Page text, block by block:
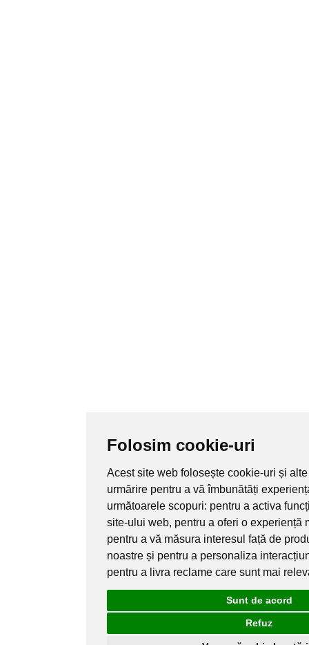
Folosim cookie-uri
Acest site web folosește cookie-uri și
urmărire pentru a vă îmbunătăți
următoarele scopuri: pentru a activa
site-ului web, pentru a oferi o experiență
pentru a vă măsura interesul față de
noastre și pentru a personaliza
pentru a livra reclame care sunt mai
Sunt de acord
Refuz